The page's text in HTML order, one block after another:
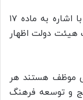
مدیر ستاد اقامه نماز استان اردبیل در ادامه با اشاره به ماده ۱۷
هیئت دولت اظهار
موظف هستند هر
و توسعه فرهنگ